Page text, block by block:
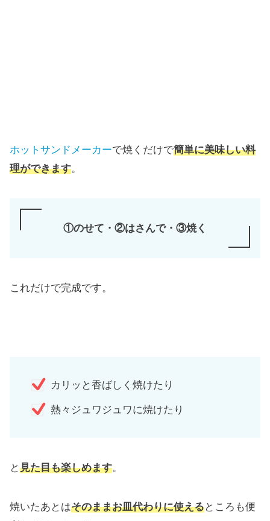
ホットサンドメーカーで焼くだけで簡単に美味しい料
理ができます。
①のせて・②はさんで・③焼く
これだけで完成です。
カリッと香ばしく焼けたり
熱々ジュワジュワに焼けたり
と見た目も楽しめます。
焼いたあとはそのままお皿代わりに使えるところも便